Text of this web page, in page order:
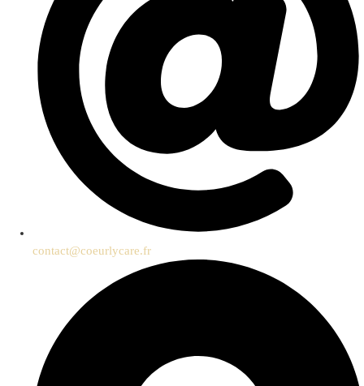
contact@coeurlycare.fr